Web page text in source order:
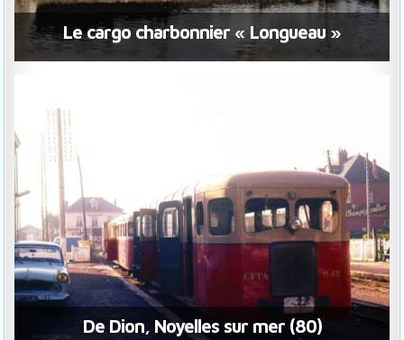
Le cargo charbonnier « Longueau »
De Dion, Noyelles sur mer (80)